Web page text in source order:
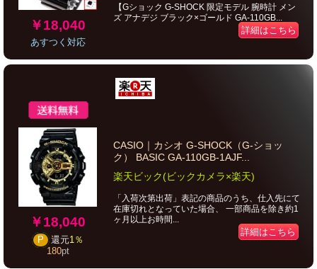
￥18,040
あすつく対応
【Gショック G-SHOCK 限定モデル 腕時計 メン
ズ アナデジ ブラック×ゴールド GA-110GB...
詳細はこちら
￥18,040
P 還元1％
180pt
CASIO｜カシオ G-SHOCK（G-ショッ
ク） BASIC GA-110GB-1AJF...
楽天ビック(ビックカメラ×楽天)
「入荷次第出荷」表記の商品のうち、仕入先にて
在庫切れとなっていた場合、 一部商品を除き約1
ヶ月以上お時間...
詳細はこちら